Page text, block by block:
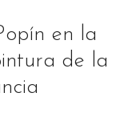
en la
de la